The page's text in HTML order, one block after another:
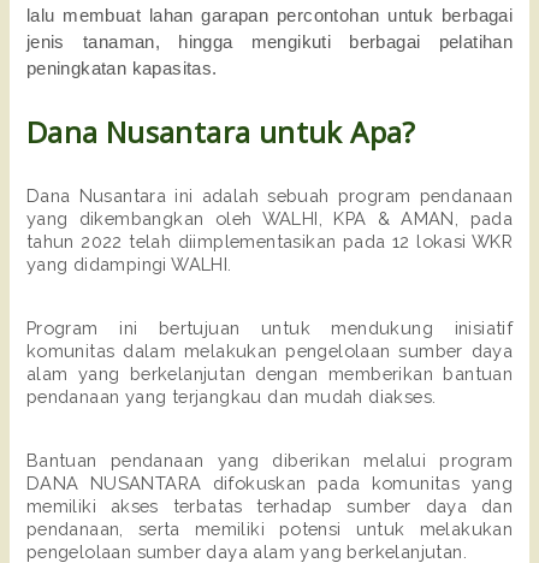
lalu membuat lahan garapan percontohan untuk berbagai
jenis tanaman, hingga mengikuti berbagai pelatihan
peningkatan kapasitas.
Dana Nusantara untuk Apa?
Dana Nusantara ini adalah sebuah program pendanaan
yang dikembangkan oleh WALHI, KPA & AMAN, pada
tahun 2022 telah diimplementasikan pada 12 lokasi WKR
yang didampingi WALHI.
Program ini bertujuan untuk mendukung inisiatif
komunitas dalam melakukan pengelolaan sumber daya
alam yang berkelanjutan dengan memberikan bantuan
pendanaan yang terjangkau dan mudah diakses.
Bantuan pendanaan yang diberikan melalui program
DANA NUSANTARA difokuskan pada komunitas yang
memiliki akses terbatas terhadap sumber daya dan
pendanaan, serta memiliki potensi untuk melakukan
pengelolaan sumber daya alam yang berkelanjutan.